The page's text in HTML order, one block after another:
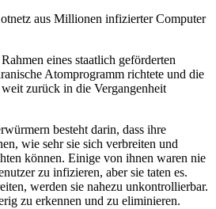
aus Millionen infizierter Computer
eines staatlich geförderten
Atomprogramm richtete und die
zurück in die Vergangenheit
besteht darin, dass ihre
wie sehr sie sich verbreiten und
können. Einige von ihnen waren nie
zu infizieren, aber sie taten es.
werden sie nahezu unkontrollierbar.
zu erkennen und zu eliminieren.